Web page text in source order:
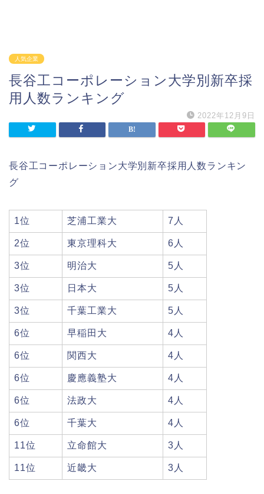
人気企業
長谷工コーポレーション大学別新卒採
用人数ランキング
2022年12月9日
長谷工コーポレーション大学別新卒採用人数ランキン
グ
1位 芝浦工業大 7人
2位 東京理科大 6人
3位 明治大 5人
3位 日本大 5人
3位 千葉工業大 5人
6位 早稲田大 4人
6位 関西大 4人
6位 慶應義塾大 4人
6位 法政大 4人
6位 千葉大 4人
11位 立命館大 3人
11位 近畿大 3人